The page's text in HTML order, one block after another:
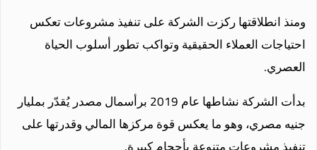
ومنذ انطلاقتها ركزت الشركة على تنفيذ مشروعات تعكس
احتياجات العملاء الحقيقية وتواكب تطور أسلوب الحياة
العصري.
بدأت الشركة نشاطها عام 2019 برأسمال مصدر يُقدّر بمليار
جنيه مصري، وهو ما يعكس قوة مركزها المالي وقدرتها على